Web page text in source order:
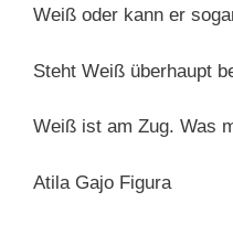
Weiß oder kann er
Steht Weiß überhaupt
Weiß ist am Zug. Was
Atila Gajo Figura